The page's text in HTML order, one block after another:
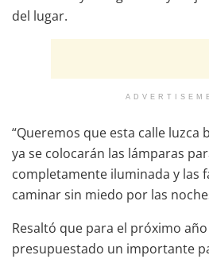
del lugar.
“Queremos que esta calle luzca
ya se colocarán las lámparas
completamente iluminada y las
caminar sin miedo por las
Resaltó que para el próximo
presupuestado un importante